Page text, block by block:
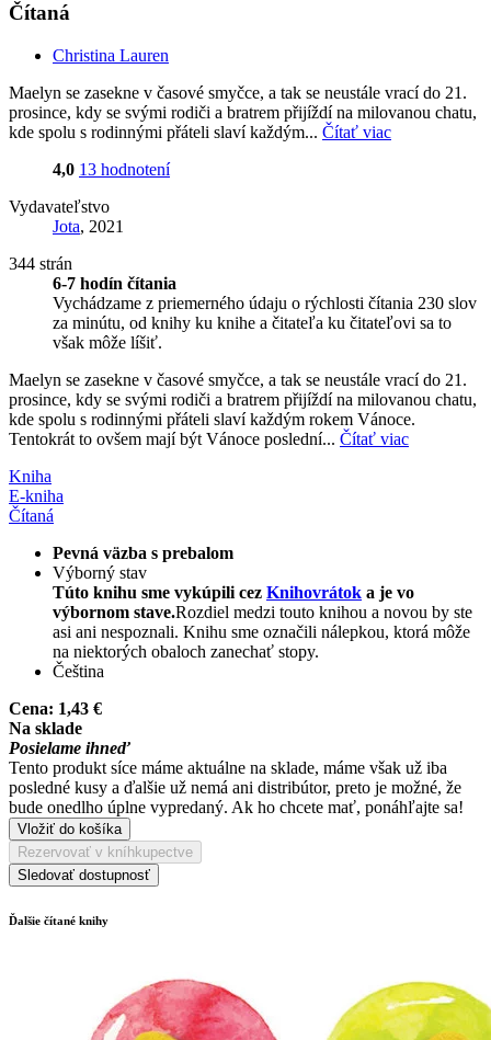
Čítaná
Christina Lauren
Maelyn se zasekne v časové smyčce, a tak se neustále vrací do 21.
prosince, kdy se svými rodiči a bratrem přijíždí na milovanou chatu,
kde spolu s rodinnými přáteli slaví každým... Čítať viac
4,0 13 hodnotení
Vydavateľstvo
Jota, 2021
344 strán
6-7 hodín čítania
Vychádzame z priemerného údaju o rýchlosti čítania 230 slov
za minútu, od knihy ku knihe a čitateľa ku čitateľovi sa to
však môže líšiť.
Maelyn se zasekne v časové smyčce, a tak se neustále vrací do 21.
prosince, kdy se svými rodiči a bratrem přijíždí na milovanou chatu,
kde spolu s rodinnými přáteli slaví každým rokem Vánoce.
Tentokrát to ovšem mají být Vánoce poslední... Čítať viac
Kniha
E-kniha
Čítaná
Pevná väzba s prebalom
Výborný stav
Túto knihu sme vykúpili cez Knihovrátok a je vo
výbornom stave.Rozdiel medzi touto knihou a novou by ste
asi ani nespoznali. Knihu sme označili nálepkou, ktorá môže
na niektorých obaloch zanechať stopy.
Čeština
Cena: 1,43 €
Na sklade
Posielame ihneď
Tento produkt síce máme aktuálne na sklade, máme však už iba
posledné kusy a ďalšie už nemá ani distribútor, preto je možné, že
bude onedlho úplne vypredaný. Ak ho chcete mať, ponáhľajte sa!
Vložiť do košíka
Rezervovať v kníhkupectve
Sledovať dostupnosť
Ďalšie čítané knihy